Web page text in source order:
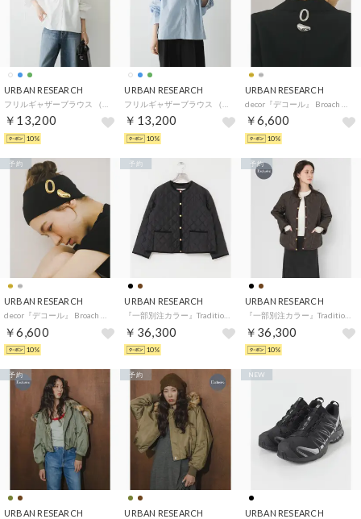
URBAN RESEARCH
￥13,200
10%
URBAN RESEARCH
￥13,200
10%
URBAN RESEARCH
￥6,600
10%
URBAN RESEARCH
￥6,600
予約
10%
URBAN RESEARCH
￥36,300
予約
10%
URBAN RESEARCH
『一部別注カラー』Traditional Weatherwear ARKLEY A LINE （ブラウン）
￥36,300
予約
10%
URBAN RESEARCH
予約
URBAN RESEARCH
予約
URBAN RESEARCH
NEW